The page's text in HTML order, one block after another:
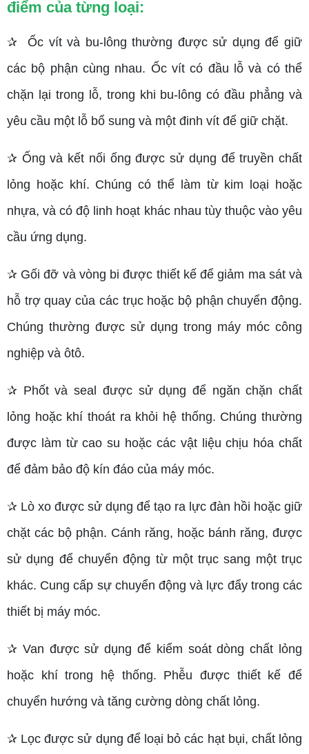
điểm của từng loại:
✰ Ốc vít và bu-lông thường được sử dụng để giữ
các bộ phận cùng nhau. Ốc vít có đầu lỗ và có thể
chặn lại trong lỗ, trong khi bu-lông có đầu phẳng và
yêu cầu một lỗ bổ sung và một đinh vít để giữ chặt.
✰ Ống và kết nối ống được sử dụng để truyền chất
lỏng hoặc khí. Chúng có thể làm từ kim loại hoặc
nhựa, và có độ linh hoạt khác nhau tùy thuộc vào yêu
cầu ứng dụng.
✰ Gối đỡ và vòng bi được thiết kế để giảm ma sát và
hỗ trợ quay của các trục hoặc bộ phận chuyển động.
Chúng thường được sử dụng trong máy móc công
nghiệp và ôtô.
✰ Phốt và seal được sử dụng để ngăn chặn chất
lỏng hoặc khí thoát ra khỏi hệ thống. Chúng thường
được làm từ cao su hoặc các vật liệu chịu hóa chất
để đảm bảo độ kín đáo của máy móc.
✰ Lò xo được sử dụng để tạo ra lực đàn hồi hoặc giữ
chặt các bộ phận. Cánh răng, hoặc bánh răng, được
sử dụng để chuyển động từ một trục sang một trục
khác. Cung cấp sự chuyển động và lực đẩy trong các
thiết bị máy móc.
✰ Van được sử dụng để kiểm soát dòng chất lỏng
hoặc khí trong hệ thống. Phễu được thiết kế để
chuyển hướng và tăng cường dòng chất lỏng.
✰ Lọc được sử dụng để loại bỏ các hạt bụi, chất lỏng